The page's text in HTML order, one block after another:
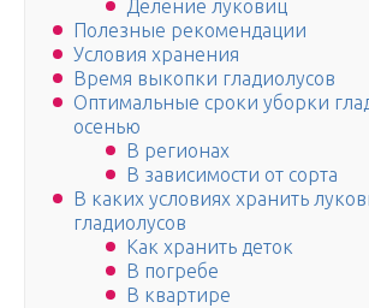
Деление луковиц
Полезные рекомендации
Условия хранения
Время выкопки гладиолусов
Оптимальные сроки уборки
осенью
В регионах
В зависимости от сорта
В каких условиях хранить
гладиолусов
Как хранить деток
В погребе
В квартире